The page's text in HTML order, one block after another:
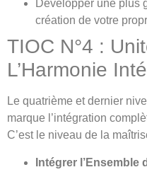
Développer une plus
création de votre
TIOC N°4 :
L’Harmonie
Le quatrième et dernier
marque l’intégration
C’est le niveau de la
Intégrer l’Ensemble